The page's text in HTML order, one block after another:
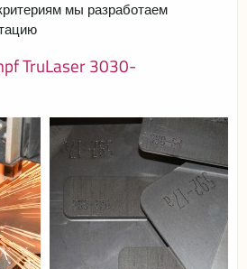
мы разработаем
TruLaser 3030-